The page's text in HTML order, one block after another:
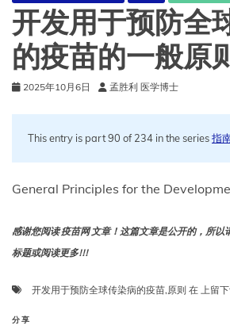
生
产、
测
试
和
临
究
开发用于预防全
的疫苗的一般原
2025年10月6日 孟胜利 医学博士
This entry is part 90 of 234 in the series指
General Principles for the
感谢您阅读 疫苗网 文章！这篇文章是公开的，所以
标题或阅读更多!!!
开发用于预防全球传染病的疫苗,原则 在 开
上留
分享